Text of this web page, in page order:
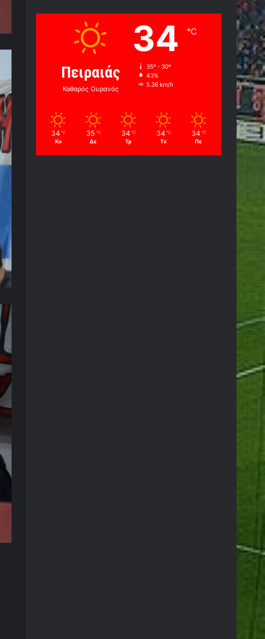
Πειραιάς
Καθαρός Ουρανός
34 ℃
35º - 30º
43%
5.36 km/h
34 ℃
Κυ
35 ℃
Δε
34 ℃
Τρ
34 ℃
Τε
34 ℃
Πε